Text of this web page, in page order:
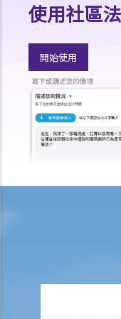
使用社區
開始使用